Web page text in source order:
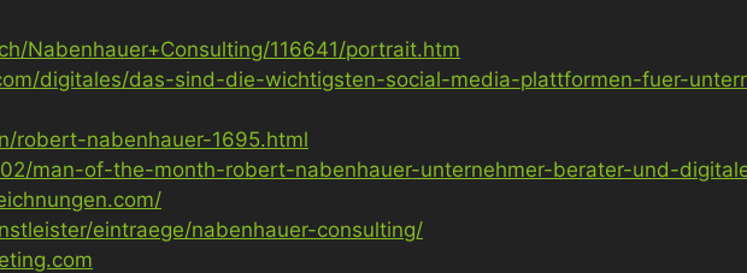
Nabenhauer+Consulting/116641/portrait.htm
digitales/das-sind-die-wichtigsten-social-media-plattformen-fuer-
robert-nabenhauer-1695.html
man-of-the-month-robert-nabenhauer-unternehmer-berater-und-
eintraege/nabenhauer-consulting/